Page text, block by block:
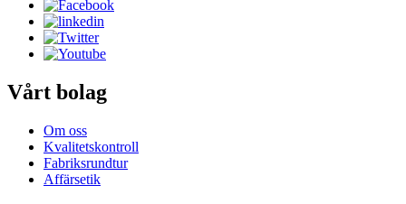
Vårt bolag
Om oss
Kvalitetskontroll
Fabriksrundtur
Affärsetik